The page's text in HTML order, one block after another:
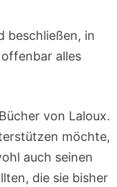
beschließen, in
alles
von Laloux.
möchte,
auch seinen
die sie bisher